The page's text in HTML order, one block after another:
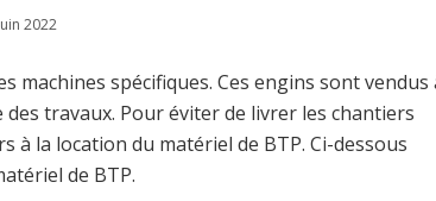
2022
spécifiques. Ces engins sont vendus
travaux. Pour éviter de livrer les chantiers
la location du matériel de BTP. Ci-dessous
de BTP.